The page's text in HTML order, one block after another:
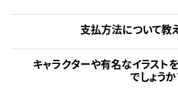
支払方法について教
キャラクターや有名なイラスト
でしょうか